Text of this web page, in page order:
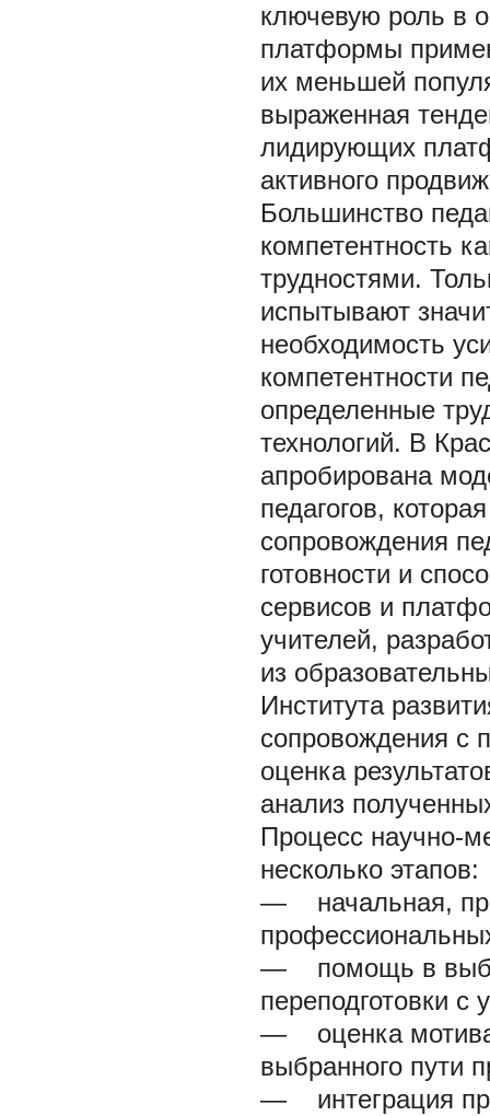
ключевую роль в
платформы
их меньшей
выраженная
лидирующих
активного
Большинство
компетентность
трудностями.
испытывают
необходимость
компетентности
определенные
технологий. В
апробирована
педагогов,
сопровождения
готовности и
сервисов и
учителей,
из
Института
сопровождения с
оценка
анализ
Процесс научно-
несколько этапов:
— начальная,
— помощь в
переподготовки с
— оценка
выбранного пути
— интеграция